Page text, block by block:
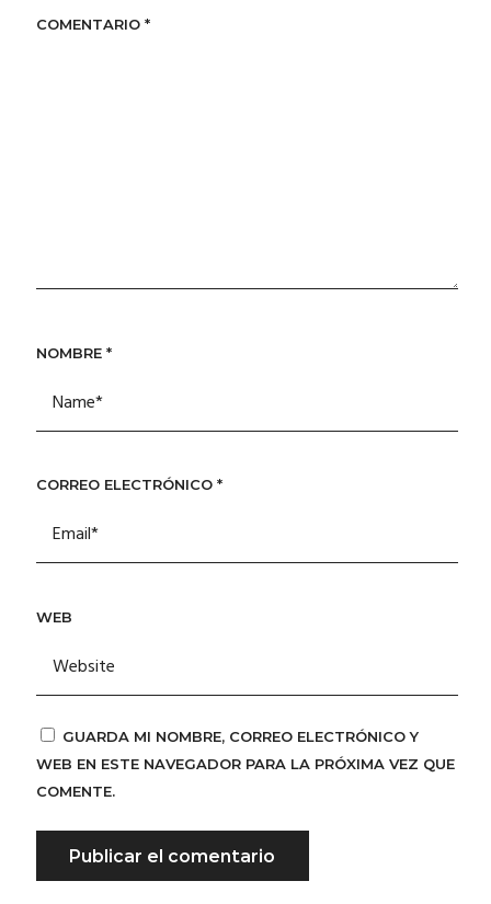
COMENTARIO *
NOMBRE *
CORREO ELECTRÓNICO *
WEB
GUARDA MI NOMBRE, CORREO ELECTRÓNICO Y
WEB EN ESTE NAVEGADOR PARA LA PRÓXIMA VEZ QUE
COMENTE.